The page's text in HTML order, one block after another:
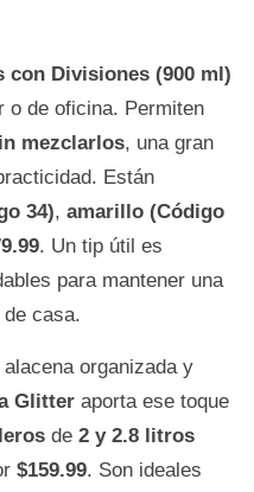
con Divisiones (900 ml)
o de oficina. Permiten
mezclarlos, una gran
Están
34), amarillo (Código
. Un tip útil es
para mantener una
casa.
organizada y
Glitter aporta ese toque
de 2 y 2.8 litros
$159.99. Son ideales